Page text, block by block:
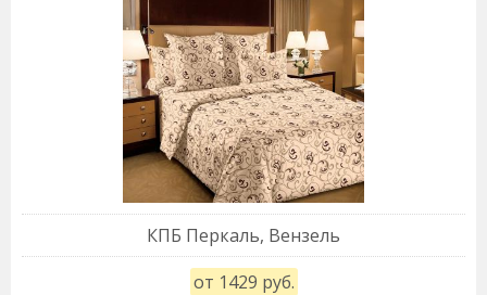
КПБ Перкаль, Вензель
от 1429 руб.